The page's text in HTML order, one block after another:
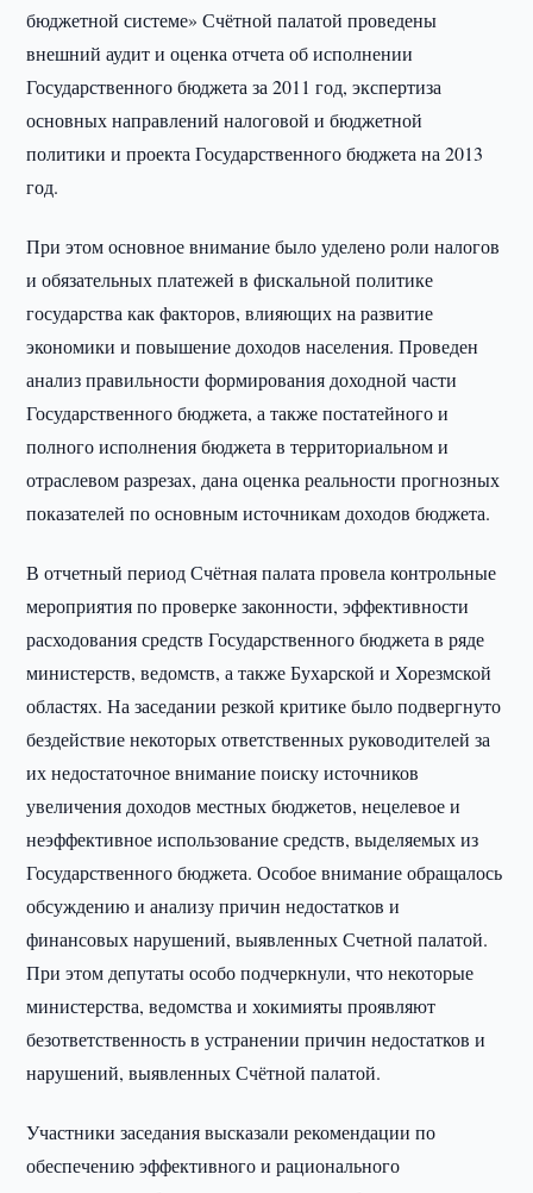
бюджетной системе» Счётной палатой проведены
внешний аудит и оценка отчета об исполнении
Государственного бюджета за 2011 год, экспертиза
основных направлений налоговой и бюджетной
политики и проекта Государственного бюджета на 2013
год.
При этом основное внимание было уделено роли налогов
и обязательных платежей в фискальной политике
государства как факторов, влияющих на развитие
экономики и повышение доходов населения. Проведен
анализ правильности формирования доходной части
Государственного бюджета, а также постатейного и
полного исполнения бюджета в территориальном и
отраслевом разрезах, дана оценка реальности прогнозных
показателей по основным источникам доходов бюджета.
В отчетный период Счётная палата провела контрольные
мероприятия по проверке законности, эффективности
расходования средств Государственного бюджета в ряде
министерств, ведомств, а также Бухарской и Хорезмской
областях. На заседании резкой критике было подвергнуто
бездействие некоторых ответственных руководителей за
их недостаточное внимание поиску источников
увеличения доходов местных бюджетов, нецелевое и
неэффективное использование средств, выделяемых из
Государственного бюджета. Особое внимание обращалось
обсуждению и анализу причин недостатков и
финансовых нарушений, выявленных Счетной палатой.
При этом депутаты особо подчеркнули, что некоторые
министерства, ведомства и хокимияты проявляют
безответственность в устранении причин недостатков и
нарушений, выявленных Счётной палатой.
Участники заседания высказали рекомендации по
обеспечению эффективного и рационального